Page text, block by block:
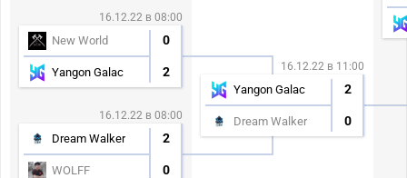
16.12.22 в 08:00
New World 0
Yangon Galac 2
16.12.22 в 08:00
Dream Walker 2
WOLFF 0
16.12.22 в 11:00
Yangon Galac 2
Dream Walker 0